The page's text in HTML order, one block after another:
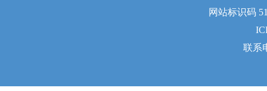
网站标识码
联系